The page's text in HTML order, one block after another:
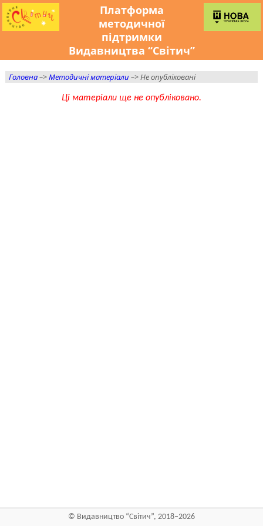
Платформа
методичної
підтримки
Видавництва “Світич”
Головна–>Методичні матеріали –> Не опубліковані
Ці матеріали ще не опубліковано.
© Видавництво “Світич”, 2018–2026